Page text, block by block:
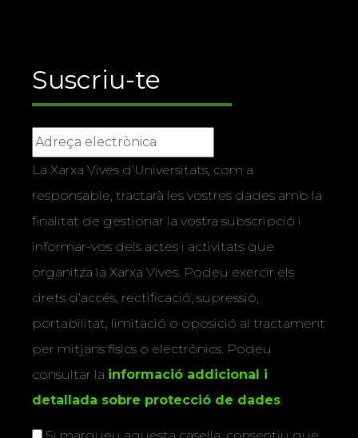
Suscriu-te
La Xarxa Vives d’Universitats, com a
responsable, tractarà les vostres dades amb la
finalitat de gestionar la vostra subscripció i
informar-vos dels actes i activitats que
organitza la Xarxa Vives. Podeu exercir els
drets d’accés, rectificació, supressió,
portabilitat, limitació o oposició al tractament
per mitjans físics o electrònics. Podeu
consultar la informació addicional i
detallada sobre protecció de dades.